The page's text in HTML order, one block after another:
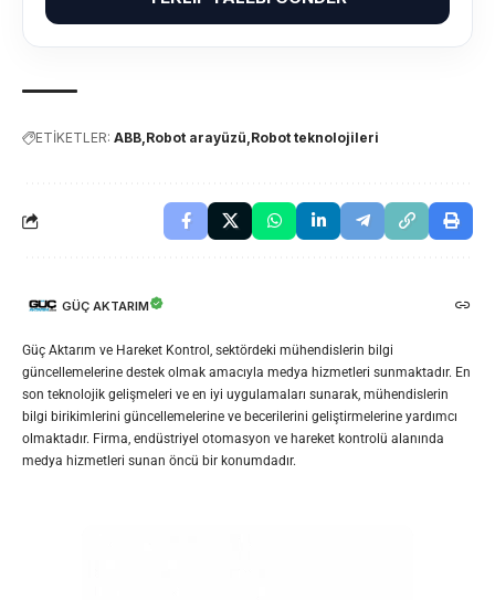
ETİKETLER: ABB Robot arayüzü Robot teknolojileri
GÜÇ AKTARIM
Güç Aktarım ve Hareket Kontrol, sektördeki mühendislerin bilgi
güncellemelerine destek olmak amacıyla medya hizmetleri sunmaktadır. En
son teknolojik gelişmeleri ve en iyi uygulamaları sunarak, mühendislerin
bilgi birikimlerini güncellemelerine ve becerilerini geliştirmelerine yardımcı
olmaktadır. Firma, endüstriyel otomasyon ve hareket kontrolü alanında
medya hizmetleri sunan öncü bir konumdadır.